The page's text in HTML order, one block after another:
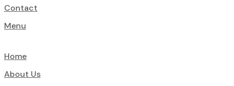
Contact
Menu
Home
About Us